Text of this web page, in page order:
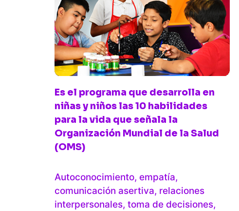
Es el programa que desarrolla en
niñas y niños las 10 habilidades
para la vida que señala la
Organización Mundial de la Salud
(OMS)
Autoconocimiento, empatía,
comunicación asertiva, relaciones
interpersonales, toma de decisiones,